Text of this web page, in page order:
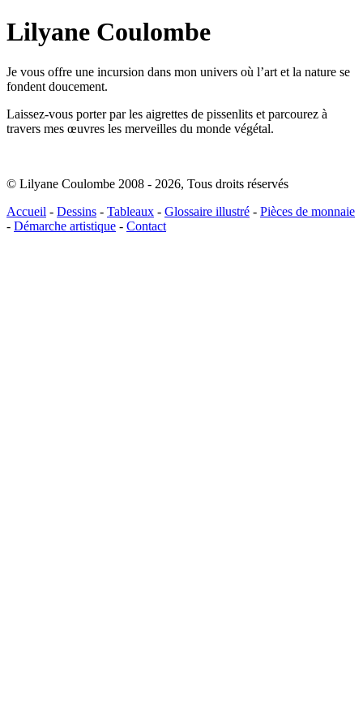
Lilyane Coulombe
Je vous offre une incursion dans mon univers où l’art et la nature se
fondent doucement.
Laissez-vous porter par les aigrettes de pissenlits et parcourez à
travers mes œuvres les merveilles du monde végétal.
© Lilyane Coulombe 2008 - 2026, Tous droits réservés
Accueil - Dessins - Tableaux - Glossaire illustré - Pièces de monnaie
- Démarche artistique - Contact